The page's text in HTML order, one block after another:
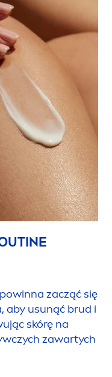
zacząć się
aby usunąć brud i
skórę na
zawartych